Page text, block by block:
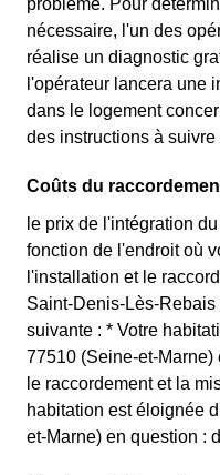
problème. Pour
nécessaire, l'un des
réalise un diagnostic
l'opérateur lancera une
dans le logement
des instructions à
Coûts du
le prix de l'intégration
fonction de l'endroit où
l'installation et le
Saint-Denis-Lès-
suivante : * Votre
77510 (Seine-et-Marne)
le raccordement et la
habitation est éloignée
et-Marne) en question :